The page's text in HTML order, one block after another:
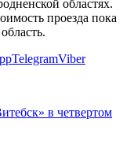
областях.
проезда пока
TelegramViber
в четвертом